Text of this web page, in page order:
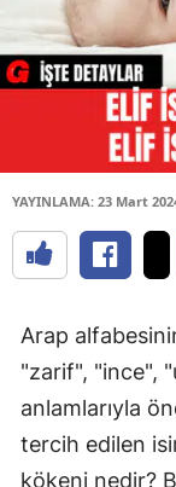
YAYINLAMA: 23 Mart
Arap
"zarif", "ince",
anlamlarıyla
tercih edilen
kökeni nedir?